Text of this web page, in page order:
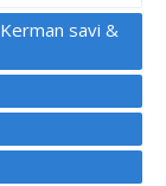
savi &